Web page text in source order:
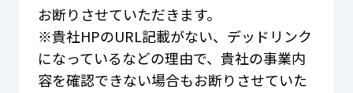
お断りさせていただきます。
※貴社HPのURL記載がない、デッドリンク
になっているなどの理由で、貴社の事業内
容を確認できない場合もお断りさせていた